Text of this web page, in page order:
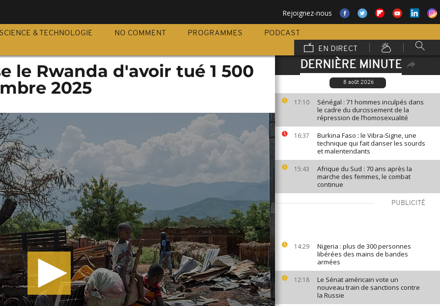
Rejoignez-nous
SCIENCE & TECHNOLOGIE NO COMMENT PROGRAMMES
PODCAST
EN DIRECT
DERNIÈRE MINUTE
8 août 2026
17:10
Sénégal : 71 hommes inculpés dans
le cadre du durcissement de la
répression de l’homosexualité
16:37
Burkina Faso : le Vibra-Signe, une
technique qui fait danser les sourds
et malentendants
15:43
Afrique du Sud : 70 ans après la
marche des femmes, le combat
continue
PUBLICITÉ
14:29
Nigeria : plus de 300 personnes
libérées des mains de bandes
armées
12:18
Le Sénat américain vote un
nouveau train de sanctions contre
la Russie
le Rwanda d'avoir tué 1 500
2025